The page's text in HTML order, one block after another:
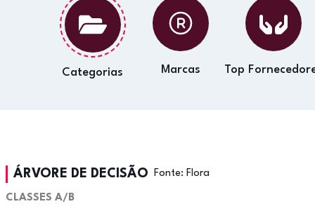
Categorias Marcas Top
ÁRVORE DE DECISÃO Fonte: Flora
CLASSES A/B